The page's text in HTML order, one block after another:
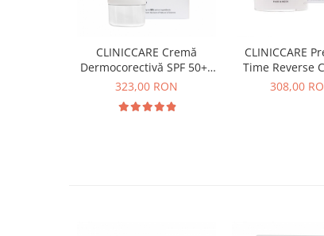
CLINICCARE Cremă
Dermocorectivă SPF 50++
- 35ml
323,00 RON
CLINICCARE
Time Reverse
30ml
308,00